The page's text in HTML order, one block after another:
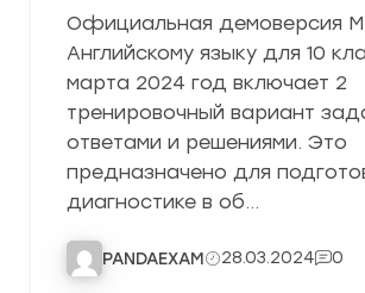
Официальная демоверсия
Английскому языку для 10
марта 2024 год включает 2
тренировочный вариант
ответами и решениями. Это
предназначено для
диагностике в об…
PANDAEXAM 28.03.2024 0